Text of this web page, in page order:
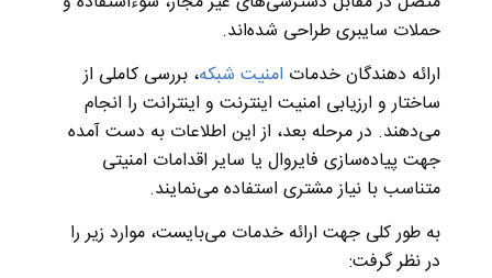
حملات سایبری طراحی شده‌اند.
ارائه دهندگان خدمات امنیت شبکه، بررسی کاملی از
ساختار و ارزیابی امنیت اینترنت و اینترانت را انجام
می‌دهند. در مرحله بعد، از این اطلاعات به دست آمده
جهت پیاده‌سازی فایروال یا سایر اقدامات امنیتی
متناسب با نیاز مشتری استفاده می‌نمایند.
به طور کلی جهت ارائه خدمات می‌بایست، موارد زیر را
در نظر گرفت: